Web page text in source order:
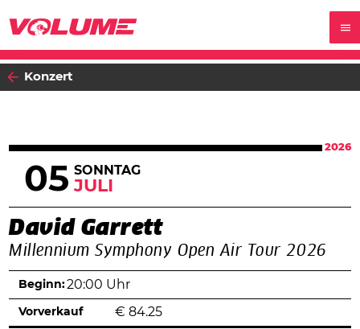
Konzert
2026
05 SONNTAG
JULI
David Garrett
Millennium Symphony Open Air Tour 2026
Beginn:20:00 Uhr
Vorverkauf € 84.25